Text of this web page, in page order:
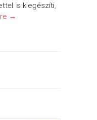
is kiegészíti,
→